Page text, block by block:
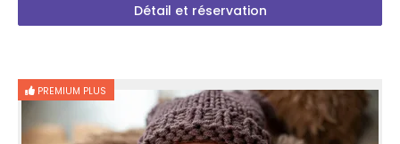
Détail et réservation
PREMIUM PLUS